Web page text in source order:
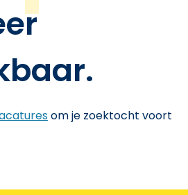
om je zoektocht voort